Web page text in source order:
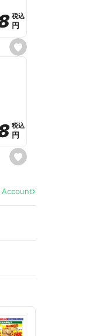
e
s
e
e
税込
税込
円
円
s
e
a
税込
税込
円
円